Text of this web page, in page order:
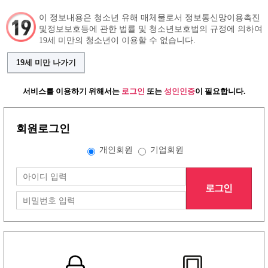
구인정보
그랜드형 유흥알바구인정보
이 정보내용은 청소년 유해 매체물로서 정보통신망이용촉진
및정보보호등에 관한 법률 및 청소년보호법의 규정에 의하여
19세 미만의 청소년이 이용할 수 없습니다.
19세 미만 나가기
서비스를 이용하기 위해서는 로그인 또는 성인인증이 필요합니다.
회원로그인
개인회원 기업회원
로그인